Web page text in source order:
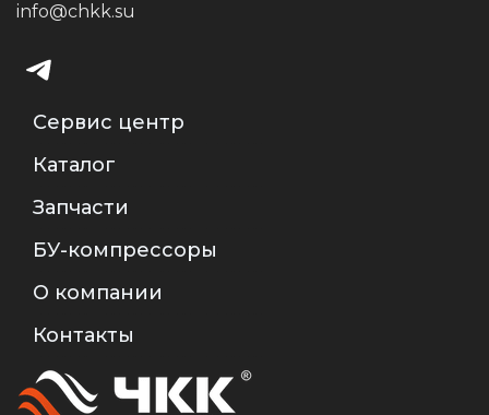
info@chkk.su
Сервис центр
Каталог
Запчасти
БУ-компрессоры
О компании
Контакты